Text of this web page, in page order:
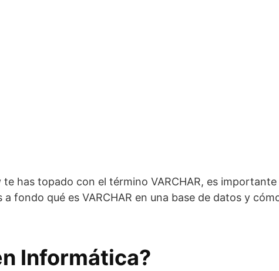
has topado con el término VARCHAR, es
fondo qué es VARCHAR en una base de datos y
Informática?